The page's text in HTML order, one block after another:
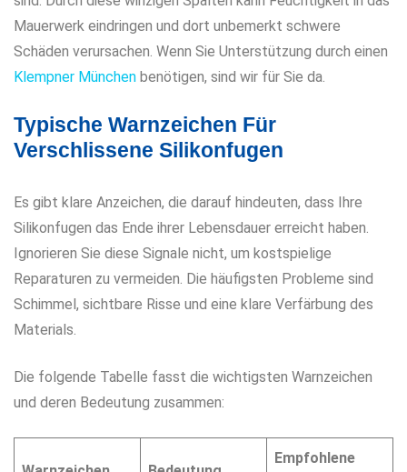
Mauerwerk eindringen und dort unbemerkt schwere
Schäden verursachen. Wenn Sie Unterstützung durch einen
Klempner München benötigen, sind wir für Sie da.
Typische Warnzeichen Für
Verschlissene Silikonfugen
Es gibt klare Anzeichen, die darauf hindeuten, dass Ihre
Silikonfugen das Ende ihrer Lebensdauer erreicht haben.
Ignorieren Sie diese Signale nicht, um kostspielige
Reparaturen zu vermeiden. Die häufigsten Probleme sind
Schimmel, sichtbare Risse und eine klare Verfärbung des
Materials.
Die folgende Tabelle fasst die wichtigsten Warnzeichen
und deren Bedeutung zusammen:
Empfohlene